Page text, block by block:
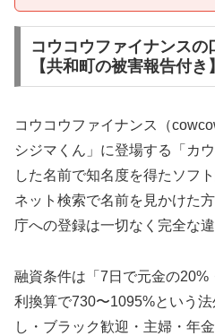
コウコウファイナンスの
【共和町の被害報告付き】
コウコウファイナンス（
シジマくん」に登場する「カ
した名前で知名度を得たソフ
ネット検索で名前を見かけた
庁への登録は一切なく完全な違
融資条件は「7日で元金の
利換算で730〜1095%という
し・ブラック歓迎・主婦・年